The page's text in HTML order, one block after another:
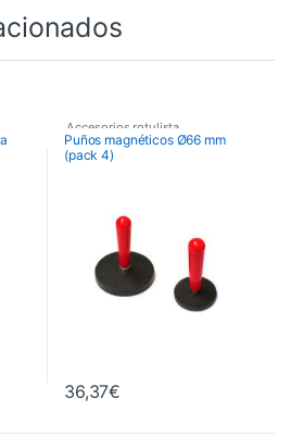
Accesorios rotulista
Puños magnéticos Ø66 mm
(pack 4)
36,37€